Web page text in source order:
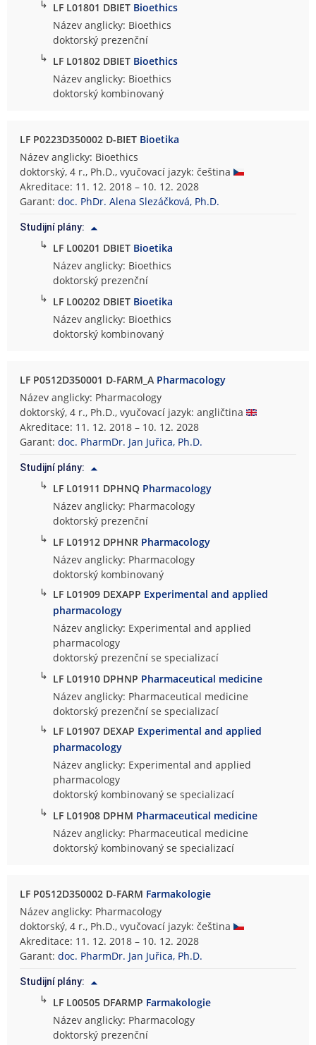
↳ LF L01801 DBIET Bioethics
Název anglicky: Bioethics
doktorský prezenční
↳ LF L01802 DBIET Bioethics
Název anglicky: Bioethics
doktorský kombinovaný
LF P0223D350002 D-BIET Bioetika
Název anglicky: Bioethics
doktorský, 4 r., Ph.D., vyučovací jazyk: čeština
Akreditace: 11. 12. 2018 – 10. 12. 2028
Garant:doc. PhDr. Alena Slezáčková, Ph.D.
Studijní plány:
↳ LF L00201 DBIET Bioetika
Název anglicky: Bioethics
doktorský prezenční
↳ LF L00202 DBIET Bioetika
Název anglicky: Bioethics
doktorský kombinovaný
LF P0512D350001 D-FARM_A Pharmacology
Název anglicky: Pharmacology
doktorský, 4 r., Ph.D., vyučovací jazyk: angličtina
Akreditace: 11. 12. 2018 – 10. 12. 2028
Garant:doc. PharmDr. Jan Juřica, Ph.D.
Studijní plány:
↳ LF L01911 DPHNQ Pharmacology
Název anglicky: Pharmacology
doktorský prezenční
↳ LF L01912 DPHNR Pharmacology
Název anglicky: Pharmacology
doktorský kombinovaný
↳ LF L01909 DEXAPP Experimental and applied
pharmacology
Název anglicky: Experimental and applied
pharmacology
doktorský prezenční se specializací
↳ LF L01910 DPHNP Pharmaceutical medicine
Název anglicky: Pharmaceutical medicine
doktorský prezenční se specializací
↳ LF L01907 DEXAP Experimental and applied
pharmacology
Název anglicky: Experimental and applied
pharmacology
doktorský kombinovaný se specializací
↳ LF L01908 DPHM Pharmaceutical medicine
Název anglicky: Pharmaceutical medicine
doktorský kombinovaný se specializací
LF P0512D350002 D-FARM Farmakologie
Název anglicky: Pharmacology
doktorský, 4 r., Ph.D., vyučovací jazyk: čeština
Akreditace: 11. 12. 2018 – 10. 12. 2028
Garant:doc. PharmDr. Jan Juřica, Ph.D.
Studijní plány:
↳ LF L00505 DFARMP Farmakologie
Název anglicky: Pharmacology
doktorský prezenční